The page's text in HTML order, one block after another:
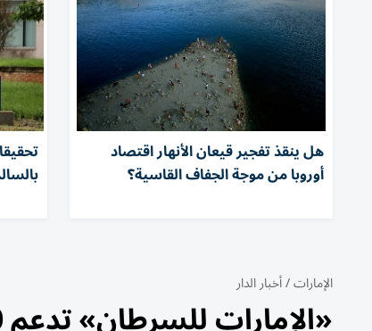
هل ينقذ تفجير قيعان الأنهار اقتصاد
أوروبا من موجة الجفاف القاسية؟
الإمارات/أخبار الدار